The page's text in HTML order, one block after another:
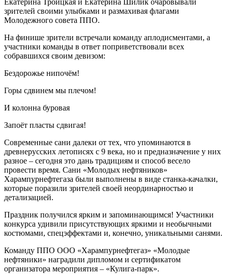
Екатерина Троицкая и Екатерина Шилик очаровывали
зрителей своими улыбками и размахивая флагами
Молодежного совета ППО.
На финише зрители встречали команду аплодисментами, а
участники команды в ответ поприветствовали всех
собравшихся своим девизом:
Бездорожье нипочём!
Горы сдвинем мы плечом!
И колонна буровая
Запоёт пласты сдвигая!
Современные сани далеки от тех, что упоминаются в
древнерусских летописях с 9 века, но и предназначение у них
разное – сегодня это дань традициям и способ весело
провести время. Сани «Молодых нефтяников»
Харампурнефтегаза были выполнены в виде станка-качалки,
которые поразили зрителей своей неординарностью и
детализацией.
Праздник получился ярким и запоминающимся! Участники
конкурса удивили присутствующих яркими и необычными
костюмами, спецэффектами и, конечно, уникальными санями.
Команду ППО ООО «Харампурнефтегаз» «Молодые
нефтяники» наградили дипломом и сертификатом
организатора мероприятия – «Кулига-парк».